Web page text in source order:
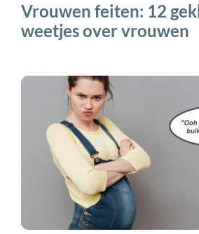
Vrouwen feiten: 12
weetjes over vrouwen